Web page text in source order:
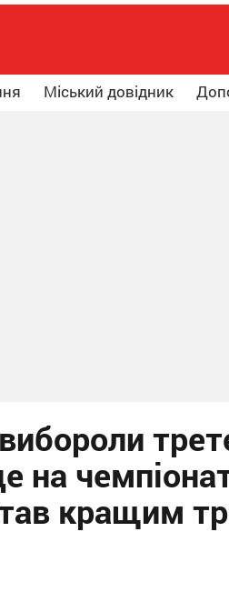
Міський довідник
на
кращим